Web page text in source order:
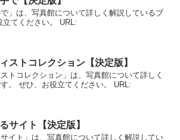
で」は、写真館について詳しく解説しているブ
立てください。 URL:
ストコレクション【決定版】
トコレクション」は、写真館について詳しく
。 ぜひ、お役立てください。 URL:
サイト【決定版】
サイト」は、写真館について詳しく解説してい